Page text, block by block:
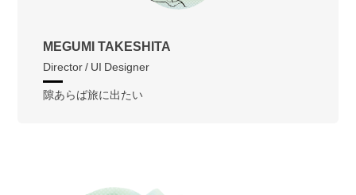
MEGUMI TAKESHITA
Director / UI Designer
隙あらば旅に出たい